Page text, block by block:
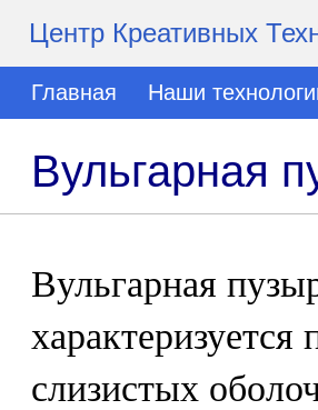
Центр Креативных
Главная Наши
Вульгарная
Вульгарная
слизистых